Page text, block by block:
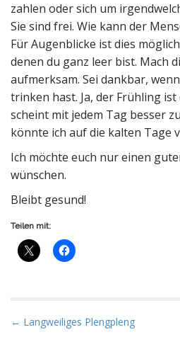
zahlen oder sich um
Sie sind frei. Wie kann der
Für Augenblicke ist dies
denen du ganz leer bist. Mach
aufmerksam. Sei dankbar,
trinken hast. Ja, der Frühling
scheint mit jedem Tag besser
könnte ich auf die kalten Tage
Ich möchte euch nur einen
wünschen.
Bleibt gesund!
Teilen mit:
P
← Langweiliges Plengpleng